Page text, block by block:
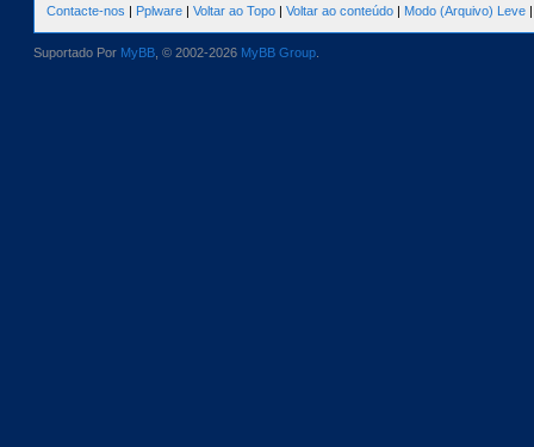
Contacte-nos | Pplware | Voltar ao Topo | Voltar ao conteúdo | Modo (Arquivo) Leve
Suportado Por MyBB , © 2002-2026 MyBB Group